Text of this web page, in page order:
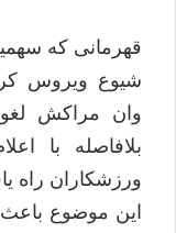
قهرمانی که
شیوع ویروس
وان مراکش
بلافاصله با
ورزشکاران راه
این موضوع باعث